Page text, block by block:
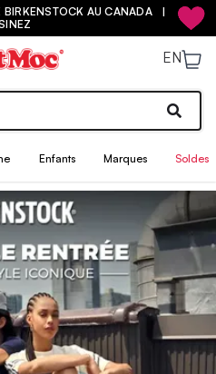
SUR LES SANDALES EN
MAGASINEZ
EN
Enfants Marques Soldes